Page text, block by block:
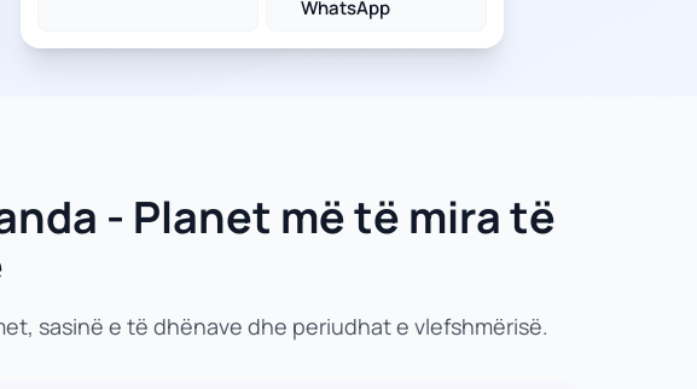
WhatsApp
- Planet më të mira të
sasinë e të dhënave dhe periudhat e vlefshmërisë.